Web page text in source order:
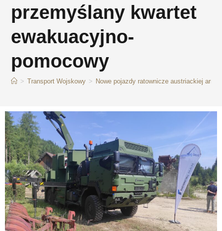
przemyślany kwartet
ewakuacyjno-
pomocowy
> Transport Wojskowy > Nowe pojazdy ratownicze austriackiej